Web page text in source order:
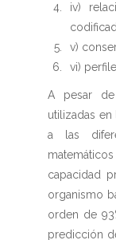
iv)
v)
vi)
A pesar
utilizadas
a las
capacidad
organismo
orden de
predicción